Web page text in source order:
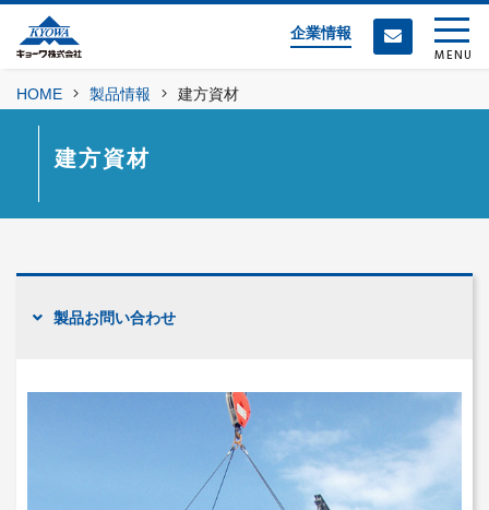
企業情報
MENU
HOME 製品情報 建方資材
建方資材
製品お問い合わせ